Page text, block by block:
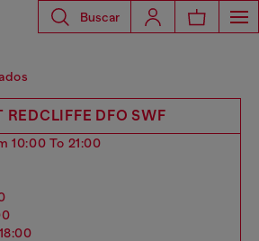
Buscar
REDCLIFFE DFO SWF
10:00 To 21:00